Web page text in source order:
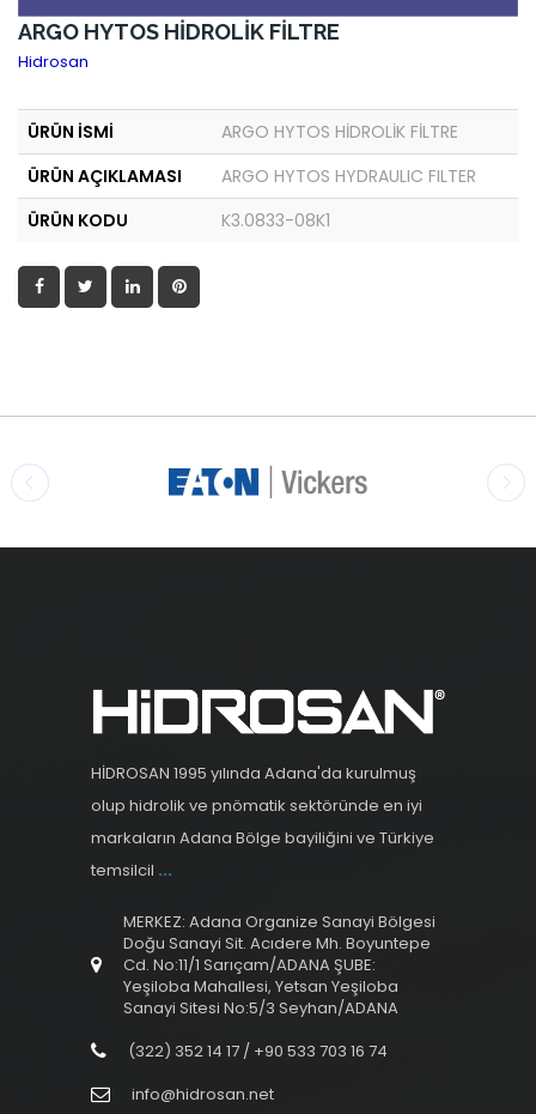
ARGO HYTOS HİDROLİK FİLTRE
Hidrosan
ÜRÜN İSMİ
ARGO HYTOS HİDROLİK FİLTRE
ÜRÜN AÇIKLAMASI
ARGO HYTOS HYDRAULIC FILTER
ÜRÜN KODU
K3.0833-08K1
HİDROSAN 1995 yılında Adana'da kurulmuş
olup hidrolik ve pnömatik sektöründe en iyi
markaların Adana Bölge bayiliğini ve Türkiye
temsilcil ...
MERKEZ: Adana Organize Sanayi Bölgesi
Doğu Sanayi Sit. Acıdere Mh. Boyuntepe
Cd. No:11/1 Sarıçam/ADANA ŞUBE:
Yeşiloba Mahallesi, Yetsan Yeşiloba
Sanayi Sitesi No:5/3 Seyhan/ADANA
(322) 352 14 17 / +90 533 703 16 74
info@hidrosan.net